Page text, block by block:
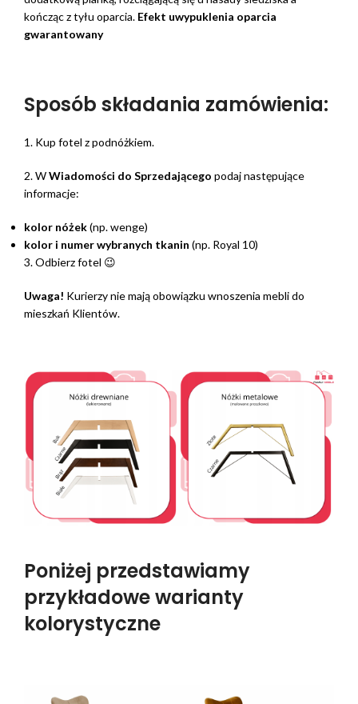
kończąc z tyłu oparcia. Efekt uwypuklenia oparcia
gwarantowany
Sposób składania zamówienia:
1. Kup fotel z podnóżkiem.
2. WWiadomości do Sprzedającego podaj następujące
informacje:
kolor nóżek(np. wenge)
kolor i numer wybranych tkanin (np. Royal 10)
3. Odbierz fotel 😉
Uwaga! Kurierzy nie mają obowiązku wnoszenia mebli do
mieszkań Klientów.
Poniżej przedstawiamy
przykładowe warianty
kolorystyczne